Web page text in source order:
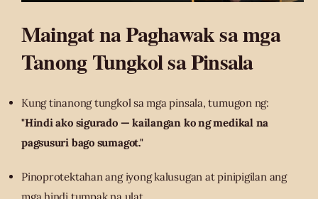
Maingat na Paghawak sa mga
Tanong Tungkol sa Pinsala
Kung tinanong tungkol sa mga pinsala, tumugon ng:
"Hindi ako sigurado — kailangan ko ng medikal na
pagsusuri bago sumagot."
Pinoprotektahan ang iyong kalusugan at pinipigilan ang